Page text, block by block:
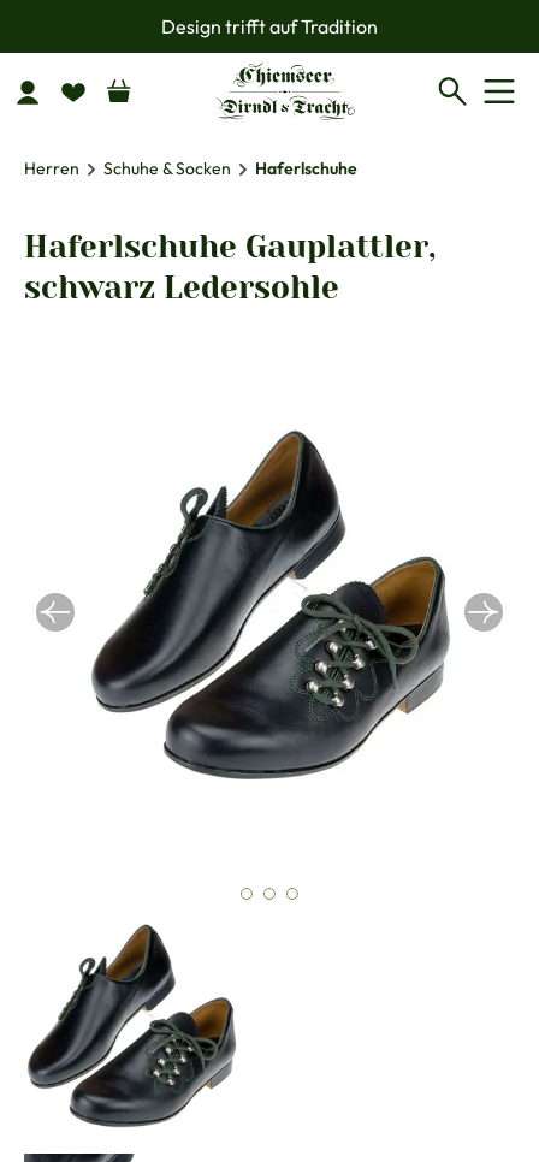
Zum Hauptinhalt springenDesign trifft auf Tradition
Herren Schuhe & Socken Haferlschuhe
Haferlschuhe Gauplattler,
schwarz Ledersohle